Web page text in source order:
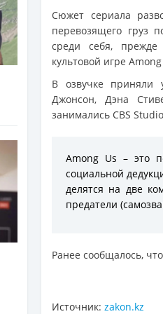
Сюжет сериала
перевозящего груз
среди себя,
культовой игре
В озвучке приняли
Джонсон, Дэна
занимались CBS
Among Us – это
социальной
делятся на две
предатели
Ранее сообщалось, что
Источник: zakon.kz